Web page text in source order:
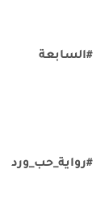
#السابعة
#رواية_حب_ورد